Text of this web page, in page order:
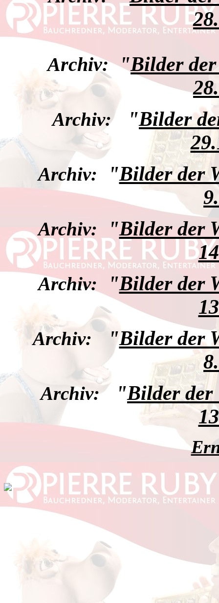
Archiv:"Bilder der
Archiv:"Bilder
Archiv: "Bilder der
Archiv: "Bilder der
Archiv: "Bilder der
Archiv: "Bilder der
Archiv:"Bilder der